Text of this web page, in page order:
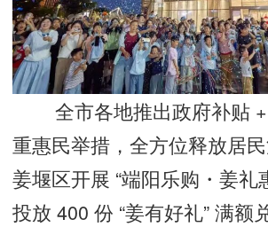
全市各地推出政府补贴 +
重惠民举措，全方位释放居民
姜堰区开展 “端阳乐购・姜礼
投放 400 份 “姜有好礼” 满额